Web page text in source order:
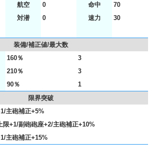
航空 0 命中
70
対潜 0 速力
30
装備/補正値/最大数
160％
3
210％
3
90％
1
限界突破
主砲補正+5%
限+1/副砲砲座+2/主砲補正+10%
主砲補正+15%